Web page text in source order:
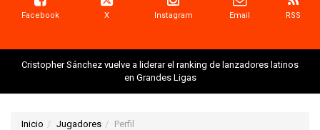
Facebook X Instagram Email RSS
Cristopher Sánchez vuelve a liderar el ranking de lanzadores latinos
en Grandes Ligas
Inicio Jugadores Perfil